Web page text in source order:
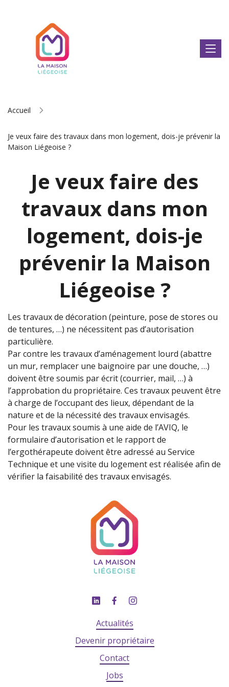
Accueil
Je veux faire des travaux dans mon logement, dois-je prévenir la
Maison Liégeoise ?
Je veux faire des
travaux dans mon
logement, dois-je
prévenir la Maison
Liégeoise ?
Les travaux de décoration (peinture, pose de stores ou
de tentures, …) ne nécessitent pas d’autorisation
particulière.
Par contre les travaux d’aménagement lourd (abattre
un mur, remplacer une baignoire par une douche, …)
doivent être soumis par écrit(courrier, mail, …) à
l’approbation du propriétaire. Ces travaux peuvent être
à charge de l’occupant des lieux, dépendant de la
nature et de la nécessité des travaux envisagés.
Pour les travaux soumis à une aide de l’AVIQ, le
formulaire d’autorisation et le rapport de
l’ergothérapeute doivent être adressé au Service
Technique et une visite du logement est réalisée afin de
vérifier la faisabilité des travaux envisagés.
Actualités
Devenir propriétaire
Contact
Jobs